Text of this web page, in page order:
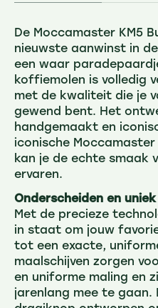
De Moccamaster KM5
nieuwste aanwinst in
een waar
koffiemolen is volledig
met de kwaliteit die je
gewend bent. Het
handgemaakt en
iconische
kan je de echte smaak
ervaren.
Onderscheiden en uniek
Met de precieze
in staat om jouw
tot een exacte,
maalschijven zorgen
en uniforme maling en
jarenlang mee te gaan.